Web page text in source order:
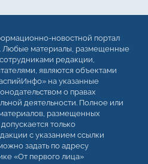
новостной портал
Любые материалы, размещенные
редакции,
являются объектами
на указанные
о правах
деятельности. Полное или
размещенных
только
с указанием ссылки
задать по адресу
«От первого лица»